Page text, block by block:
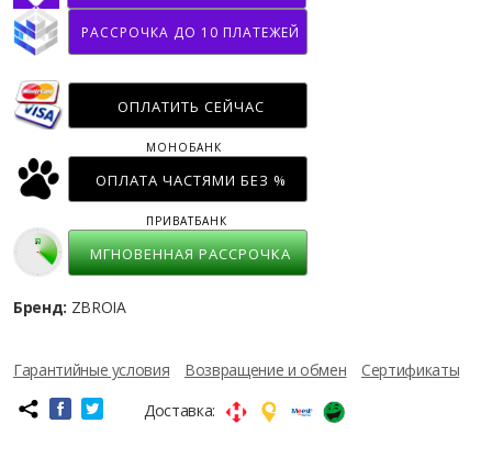
РАССРОЧКА ДО 10 ПЛАТЕЖЕЙ
ОПЛАТИТЬ СЕЙЧАС
ОПЛАТА ЧАСТЯМИ БЕЗ %
МОНОБАНК
МГНОВЕННАЯ РАССРОЧКА
ПРИВАТБАНК
Бренд: ZBROIA
Гарантийные условия Возвращение и обмен
Сертификаты
Доставка: